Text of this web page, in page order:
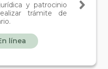
trámite de
línea